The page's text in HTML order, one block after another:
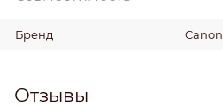
Бренд Canon
Отзывы